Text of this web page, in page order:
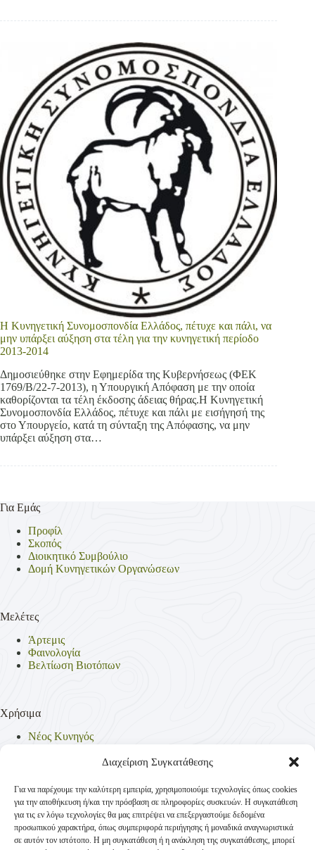
Διαχείριση Συγκατάθεσης
Για να παρέχουμε την καλύτερη εμπειρία, χρησιμοποιούμε τεχνολογίες όπως cookies
για την αποθήκευση ή/και την πρόσβαση σε πληροφορίες συσκευών. Η συγκατάθεση
για τις εν λόγω τεχνολογίες θα μας επιτρέψει να επεξεργαστούμε δεδομένα
προσωπικού χαρακτήρα, όπως συμπεριφορά περιήγησης ή μοναδικά αναγνωριστικά
σε αυτόν τον ιστότοπο. Η μη συγκατάθεση ή η ανάκληση της συγκατάθεσης, μπορεί
Η Κυνηγετική Συνομοσπονδία Ελλάδος, πέτυχε και πάλι, να
μην υπάρξει αύξηση στα τέλη για την κυνηγετική περίοδο
2013-2014
Δημοσιεύθηκε στην Εφημερίδα της Κυβερνήσεως (ΦΕΚ
1769/Β/22-7-2013), η Υπουργική Απόφαση με την οποία
καθορίζονται τα τέλη έκδοσης άδειας θήρας.Η Κυνηγετική
Συνομοσπονδία Ελλάδος, πέτυχε και πάλι με εισήγησή της
στο Υπουργείο, κατά τη σύνταξη της Απόφασης, να μην
υπάρξει αύξηση στα…
Για Εμάς
Προφίλ
Σκοπός
Διοικητικό Συμβούλιο
Δομή Κυνηγετικών Οργανώσεων
Μελέτες
Άρτεμις
Φαινολογία
Βελτίωση Βιοτόπων
Χρήσιμα
Νέος Κυνηγός
Νομοθεσία
Πολιτική Απορρήτου
Πολιτική Cookies (ΕΕ)